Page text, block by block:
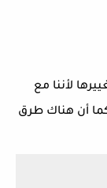
لأننا مع
كما أن هناك طرق